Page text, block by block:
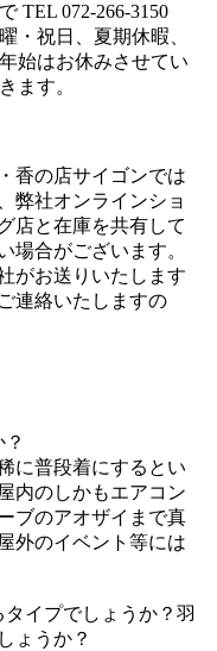
TEL 072-266-3150
・祝日、夏期休暇、
始はお休みさせてい
ます。
香の店サイゴンでは
弊社オンラインショ
店と在庫を共有して
場合がございます。
がお送りいたします
連絡いたしますの
に普段着にするとい
内のしかもエアコン
ブのアオザイまで真
外のイベント等には
イプでしょうか？羽
ょうか？